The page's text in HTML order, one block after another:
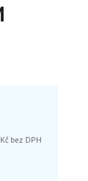
bez DPH